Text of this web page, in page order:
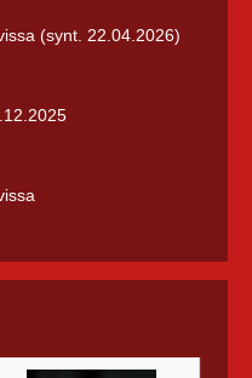
(synt. 22.04.2026)